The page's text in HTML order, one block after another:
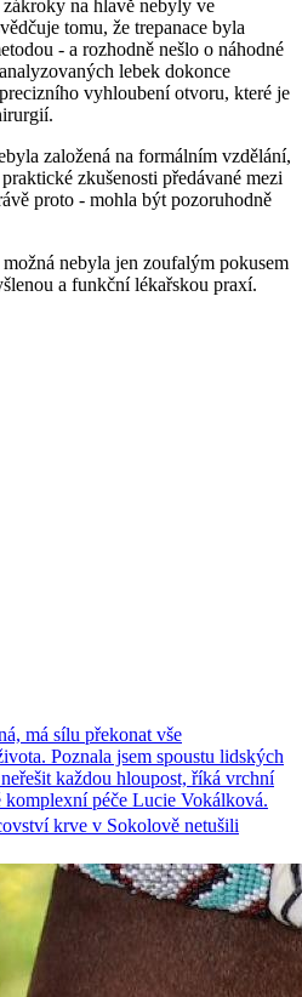
na hlavě nebyly ve
tomu, že trepanace byla
- a rozhodně nešlo o náhodné
lebek dokonce
vyhloubení otvoru, které je
založená na formálním vzdělání,
zkušenosti předávané mezi
proto - mohla být pozoruhodně
nebyla jen zoufalým pokusem
a funkční lékařskou praxí.
má sílu překonat vše
Poznala jsem spoustu lidských
každou hloupost, říká vrchní
komplexní péče Lucie Vokálková.
krve v Sokolově netušili